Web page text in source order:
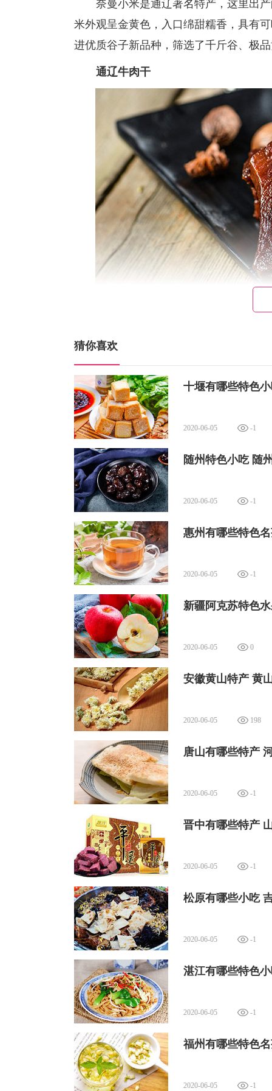
奈曼小米是通辽著名特产，这里出产
米外观呈金黄色，入口绵甜糯香，具有
进优质谷子新品种，筛选了千斤谷、极
通辽牛肉干
通辽牛肉干就是科尔沁风干牛肉，这
携带，曾是蒙古铁骑的战粮。 内蒙牛肉
传统手工和现代工艺做成，是一道独具
通辽黄玉米
通辽黄玉米品质优良、颗粒饱满、色
足，非常适宜种植玉米。通辽黄玉米外
有丰富的氨基酸和微量元素。
猜你喜欢
十堰有哪些特色
2020-06-05 -1
随州特色小吃 随
2020-06-05 -1
惠州有哪些特色
2020-06-05 -1
新疆阿克苏特色
2020-06-05 0
安徽黄山特产 黄
2020-06-05 198
唐山有哪些特产
2020-06-05 -1
晋中有哪些特产
2020-06-05 -1
松原有哪些小吃
2020-06-05 -1
湛江有哪些特色
2020-06-05 -1
福州有哪些特色
2020-06-05 -1